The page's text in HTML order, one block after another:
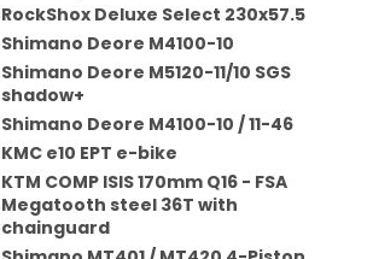
RockShox Deluxe Select 230x57.5
Shimano Deore M4100-10
Shimano Deore M5120-11/10 SGS
shadow+
Shimano Deore M4100-10 / 11-46
KMC e10 EPT e-bike
KTM COMP ISIS 170mm Q16 - FSA
Megatooth steel 36T with
chainguard